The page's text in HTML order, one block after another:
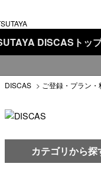
DISCASトッ
DISCAS > ご登録・プラン・
カテゴリから探